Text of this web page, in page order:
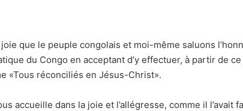
joie que le peuple congolais et moi-même saluons
du Congo en acceptant d’y effectuer, à partir de
«Tous réconciliés en Jésus-Christ».
accueille dans la joie et l’allégresse, comme il l’avait